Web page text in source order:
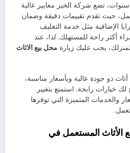
بفضل خبرتها التي تتجاوز 10 سنوات، تضع شركة الخير معايير عالية
حيث تقدم تقييمات دقيقة وضمان
الإضافية مثل خدمة التغليف
أكثر راحة للمستهلك. لذا، عند
يجب عليك زيارة محل بيع الاثاث
ذو جودة عالية وبأسعار مناسبة،
خيارات رابحة. استمتع بتغيير
والخدمات المتميزة التي توفرها
المستعمل في